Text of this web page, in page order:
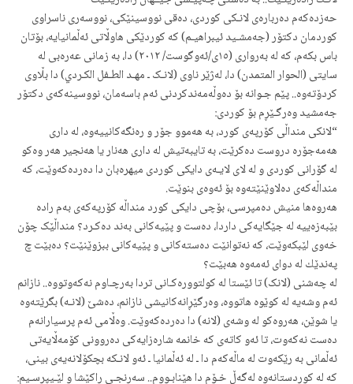
حەزدەکەم دەربارەی لانـکی کوردی، دەقی نووسینێکی، نووسەری ناسراوی
کوردمان دکتۆر (جەمشـید ئیبراهیـم) کە کوردێکی هاوڵاتی ئەڵمانیایە، بۆتان
باس بکەم، کە لە بەرواری (١٥ی/ئەوگوست/ ٢٠١٢) دا، بە زمانی عەرەبی لە
سایتی (الحوار المتمدن) دا، لەژێر ناوی (لانـک ـ مهـد الطـفل الکـردي) دا بڵاوی
کردۆتەوە.. پێم جـوانە بۆ دەوڵەمەندکردنی ئەم باسەمان، نووسینەکەی دکتۆر
جەمشید وەرگـێڕم بۆ کوردی:
“لانکی منداڵی کۆرپەی کورد، بە هەموو جۆر و رەنگەکانییەوە، لە داری
هەمەجۆرە دروست دەکرێت، بە تایبەتیش لە داری هەنار یا هەنجیر هەر وەکو
لە گۆرانی کوردی و لە لای لایـەی دایکی کوردی میهرەبان دا دەردەکەوێت، کە
منداڵەکەی دەلاوێنێتەوە بۆ ئەوەی بنوێت.
هەروەها منیش دەمپرسی، بۆچی دایکی کورد منداڵە کۆرپەکەی بەم رادە
بێبەزەییە لە جێگایەکی داردا، دەست و پێیەکانی بەند دەکـرد؟ منداڵێک چۆن
خەوی لێبکەوێت، کە نەتوانێت دەستەکانی و پێیەکانی ببزوێنێت؟ دەبێت چ
پەندێك لە دوای ئەمەوە هەبێت؟
لە چەشنی (لانک) تا ئێستا لە کولتوورەکـانی تردا بەرچـاوم نەکەوتووە.. نازانم
ئەم وشەیە لە کوێوە هاتووە، وەرگێڕانەکانیشی نازانم، دەشێ (لانـە) بگرێتەوە
یا شوێن، هەروەکو لە وشەی (لانە) دا دەردەکەوێت. وەڵامی ئەم پرسیارانەم
دەست نەکەوت، تا ئەو کاتەی کە خانمە شارەزایەکی دەروونی کۆمەڵایەتی
ئەڵمانی بە رێکەوت لە ماڵەکەم دا ـ لە ئەڵمانیا ـ ئەو لانـکە بچکۆلانەیەی بینی،
کە لە کوردستانەوە لەگەڵ خـۆم دا هێنابـووم.. سەرنجـی راکێشا و لێـیپرسـیم: